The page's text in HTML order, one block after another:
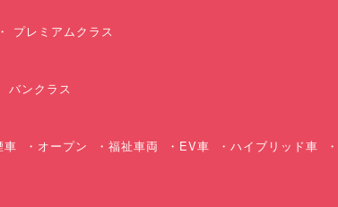
プレミアムクラス
バンクラス
車 オープン 福祉車両 EV車 ハイブリッド車